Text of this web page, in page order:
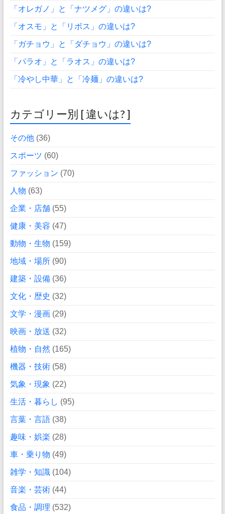
「オレガノ」と「ナツメグ」の違いは?
「オスモ」と「リボス」の違いは?
「ガチョウ」と「ダチョウ」の違いは?
「パラオ」と「ラオス」の違いは?
「冷やし中華」と「冷麺」の違いは?
カテゴリー別 [ 違いは? ]
その他(36)
スポーツ (60)
ファッション (70)
人物 (63)
企業・店舗(55)
健康・美容 (47)
動物・生物 (159)
地域・場所(90)
建築・設備(36)
文化・歴史 (32)
文学・漫画(29)
映画・放送 (32)
植物・自然 (165)
機器・技術(58)
気象・現象 (22)
生活・暮らし (95)
言葉・言語(38)
趣味・娯楽 (28)
車・乗り物 (49)
雑学・知識(104)
音楽・芸術(44)
食品・調理 (532)